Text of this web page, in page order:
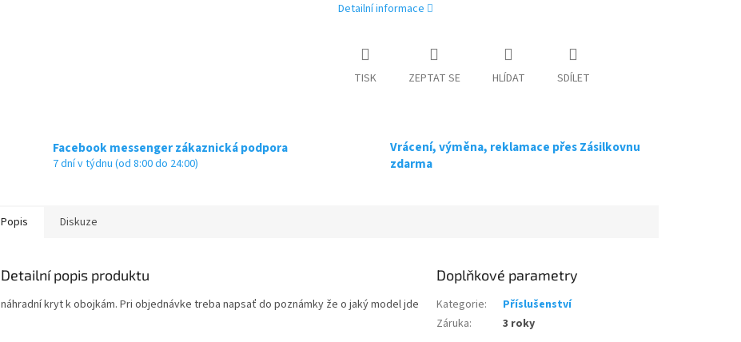
Detailní informace
TISK ZEPTAT SE HLÍDAT SDÍLET
Facebook messenger zákaznická podpora
7 dní v týdnu (od 8:00 do 24:00)
Vrácení, výměna, reklamace přes Zásilkovnu
zdarma
Popis Diskuze
Detailní popis produktu
náhradní kryt k obojkám. Pri objednávke treba napsať do poznámky že o jaký model jde
Doplňkové parametry
Kategorie:
Příslušenství
Záruka: 3 roky